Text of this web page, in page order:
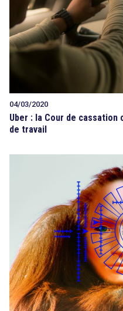
04/03/2020
Uber : la Cour de cassation
de travail